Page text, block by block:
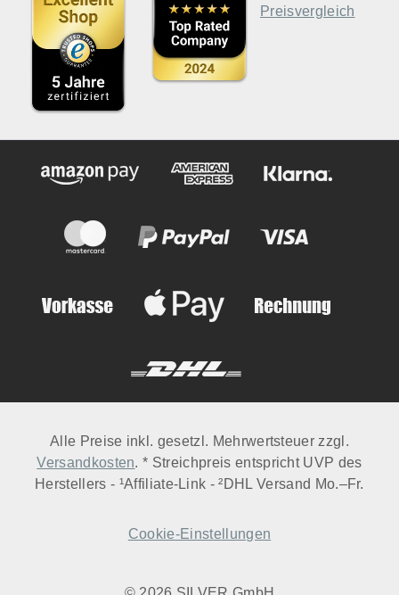
Alle Preise inkl. gesetzl. Mehrwertsteuer zzgl.
Versandkosten. * Streichpreis entspricht UVP des
Herstellers - ¹Affiliate-Link - ²DHL Versand Mo.–Fr.
Cookie-Einstellungen